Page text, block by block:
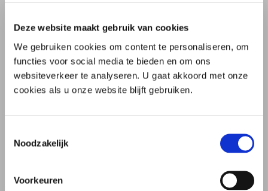
Deze website maakt gebruik van cookies
We gebruiken cookies om content te personaliseren, om
functies voor social media te bieden en om ons
websiteverkeer te analyseren. U gaat akkoord met onze
cookies als u onze website blijft gebruiken.
Noodzakelijk
Voorkeuren
Levenstestament: wat is dat?
Stappenplan
Wilsbekwaamheid en dementie
Tips voor financiële bescherming